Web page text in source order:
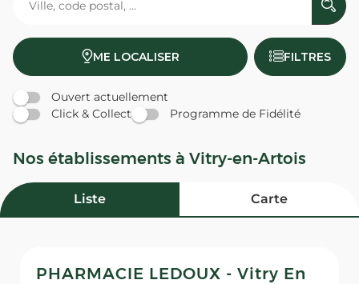
ME LOCALISER FILTRES
Ouvert actuellement
Click & Collect
Programme de Fidélité
Nos établissements à Vitry-en-Artois
Liste Carte
PHARMACIE LEDOUX - Vitry En